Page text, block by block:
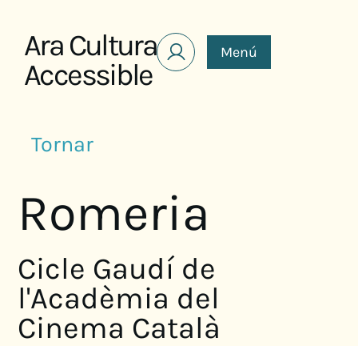
Ara Cultura
Accessible
Menú
Tornar
Romeria
Cicle Gaudí de
l'Acadèmia del
Cinema Català